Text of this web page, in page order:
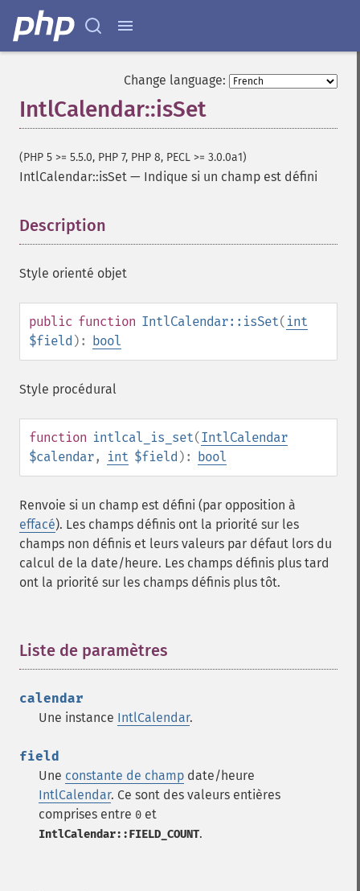
Change language:
IntlCalendar::isSet
(PHP 5 >= 5.5.0, PHP 7, PHP 8, PECL >= 3.0.0a1)
IntlCalendar::isSet — Indique si un champ est défini
Description
Style orienté objet
public function IntlCalendar::isSet( int
$field ): bool
Style procédural
function intlcal_is_set(IntlCalendar
$calendar, int $field ): bool
Renvoie si un champ est défini (par opposition à
effacé). Les champs définis ont la priorité sur les
champs non définis et leurs valeurs par défaut lors du
calcul de la date/heure. Les champs définis plus tard
ont la priorité sur les champs définis plus tôt.
Liste de paramètres
calendar
Une instance IntlCalendar.
field
Une constante de champ date/heure
IntlCalendar. Ce sont des valeurs entières
comprises entre 0 et
IntlCalendar::FIELD_COUNT.